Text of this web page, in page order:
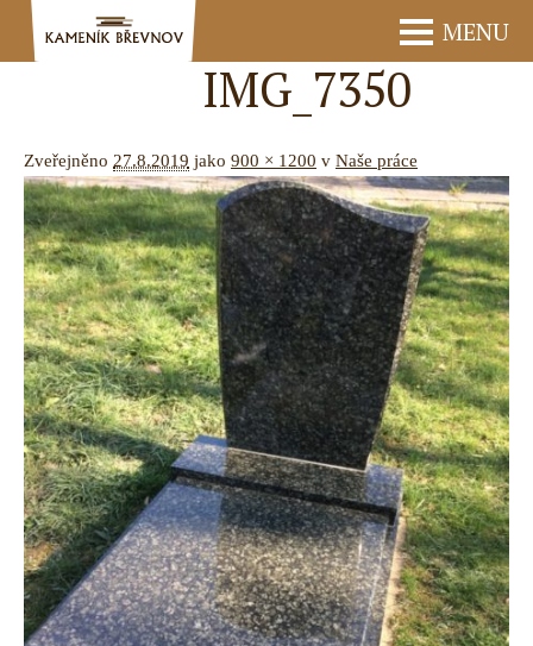
MENU
IMG_7350
Zveřejněno 27.8.2019 jako 900 × 1200 v Naše práce